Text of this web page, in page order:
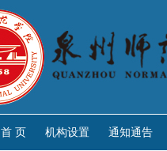
首 页 机构设置 通知通告